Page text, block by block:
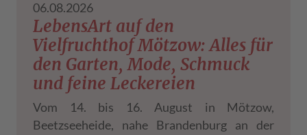
06.08.2026
LebensArt auf den
Vielfruchthof Mötzow: Alles für
den Garten, Mode, Schmuck
und feine Leckereien
Vom 14. bis 16. August in Mötzow,
Beetzseeheide, nahe Brandenburg an der